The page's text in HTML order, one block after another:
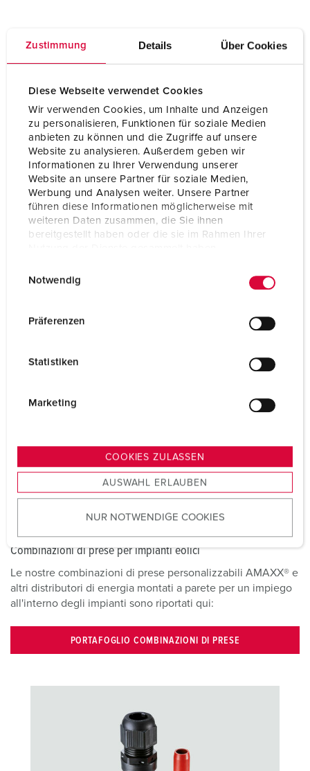
Zustimmung Details Über Cookies
Diese Webseite verwendet Cookies
Wir verwenden Cookies, um Inhalte und Anzeigen
zu personalisieren, Funktionen für soziale Medien
anbieten zu können und die Zugriffe auf unsere
Website zu analysieren. Außerdem geben wir
Informationen zu Ihrer Verwendung unserer
Website an unsere Partner für soziale Medien,
Werbung und Analysen weiter. Unsere Partner
führen diese Informationen möglicherweise mit
weiteren Daten zusammen, die Sie ihnen
bereitgestellt haben oder die sie im Rahmen Ihrer
s
u
w
a
h
l
Notwendig
Präferenzen
Statistiken
Marketing
COOKIES ZULASSEN
AUSWAHL ERLAUBEN
NUR NOTWENDIGE COOKIES
Il nostro portfolio nel settore dell'energia eolica
Per la distribuzione della corrente nella torre e nella
gondola degli impianti eolici offriamo diverse prese da
riportate nel nostro portfolio di prodotti.
Combinazioni di prese per impianti eolici
Le nostre combinazioni di prese personalizzabili AMAXX® e
altri distributori di energia montati a parete per un impiego
all'interno degli impianti sono riportati qui:
PORTAFOGLIO COMBINAZIONI DI PRESE